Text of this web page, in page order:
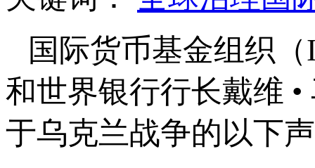
国际货币基金组织
和世界银行行长戴维
于乌克兰战争的以下